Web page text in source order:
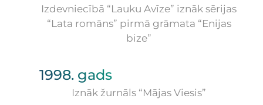
Izdevniecībā “Lauku Avīze” iznāk sērijas
“Lata romāns” pirmā grāmata “Enijas
bize”
1998. gads
Iznāk žurnāls “Mājas Viesis”